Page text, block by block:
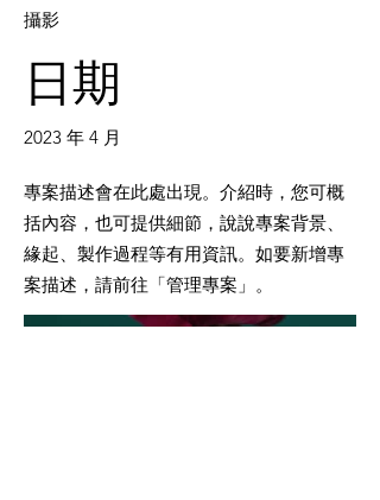
攝影
日期
2023 年 4 月
專案描述會在此處出現。介紹時，您可概
括內容，也可提供細節，說說專案背景、
緣起、製作過程等有用資訊。如要新增專
案描述，請前往「管理專案」。